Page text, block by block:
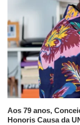
Aos 79 anos,
Honoris Causa da